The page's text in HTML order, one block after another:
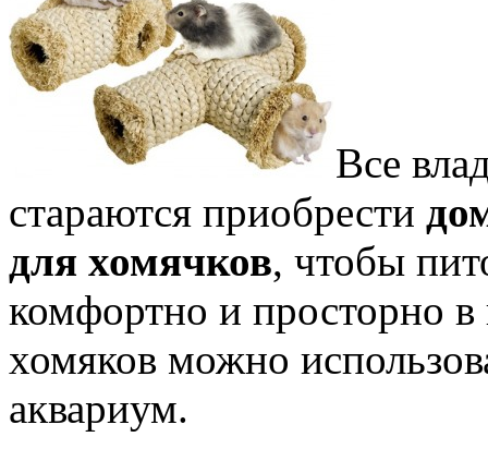
Все
стараются приобрести
для хомячков, чтобы
комфортно и просторно
хомяков можно
аквариум.